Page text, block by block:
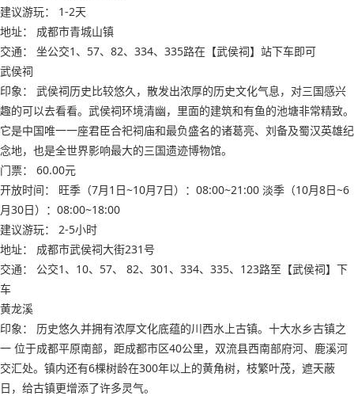
建议游玩： 1-2天
地址： 成都市青城山镇
交通： 坐公交1、57、82、334、335路在【武侯祠】站下车即可
武侯祠
印象： 武侯祠历史比较悠久，散发出浓厚的历史文化气息，对三国感兴
趣的可以去看看。武侯祠环境清幽，里面的建筑和有鱼的池塘非常精致。
它是中国唯一一座君臣合祀祠庙和最负盛名的诸葛亮、刘备及蜀汉英雄纪
念地，也是全世界影响最大的三国遗迹博物馆。
门票： 60.00元
开放时间： 旺季（7月1日~10月7日）：08:00~21:00 淡季（10月8日~6
月30日）：08:00~18:00
建议游玩： 2-5小时
地址： 成都市武侯祠大街231号
交通： 公交1、10、57、 82、301、334、335、123路至【武侯祠】下
车
黄龙溪
印象： 历史悠久并拥有浓厚文化底蕴的川西水上古镇。十大水乡古镇之
一 位于成都平原南部，距成都市区40公里，双流县西南部府河、鹿溪河
交汇处。镇内还有6棵树龄在300年以上的黄角树，枝繁叶茂，遮天蔽
日，给古镇更增添了许多灵气。